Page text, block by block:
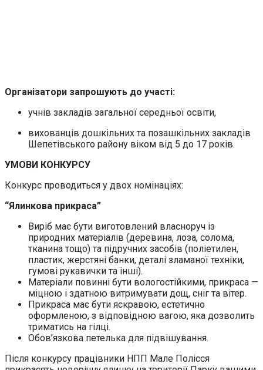
Організатори запрошують до участі:
учнів закладів загальної середньої освіти,
вихованців дошкільних та позашкільних закладів
Шепетівського району віком від 5 до 17 років.
УМОВИ КОНКУРСУ
Конкурс проводиться у двох номінаціях:
“Ялинкова прикраса”
Виріб має бути виготовлений власноруч із
природних матеріалів (деревина, лоза, солома,
тканина тощо) та підручних засобів (поліетилен,
пластик, жерстяні банки, деталі зламаної техніки,
гумові рукавички та інші).
Матеріали повинні бути вологостійкими, прикраса —
міцною і здатною витримувати дощ, сніг та вітер.
Прикраса має бути яскравою, естетично
оформленою, з відповідною вагою, яка дозволить
триматись на гілці.
Обов’язкова петелька для підвішування.
Після конкурсу працівники НПП Мале Полісся